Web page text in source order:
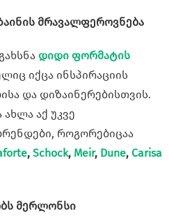
მრავალფეროვნება
დიდი ფორმატის
იქცა ინსპირაციის
და დიზაინერებისთვის.
აქ უკვე
როგორებიცაა
, Schock, Meir, Dune, Carisa
მერლონსი